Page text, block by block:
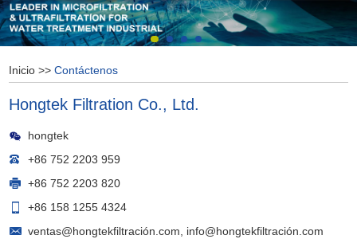
Inicio >>Contáctenos
Hongtek Filtration Co., Ltd.
hongtek
+86 752 2203 959
+86 752 2203 820
+86 158 1255 4324
ventas@hongtekfiltración.com, info@hongtekfiltración.com